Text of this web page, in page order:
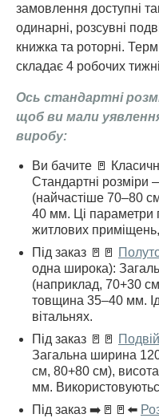
замовлення доступні
одинарні, розсувні
книжка та роторні.
складає 4 робочих
Ось стандартні
щоб ви мали
виробу:
Ви бачите 🚪
Стандартні
(найчастіше 70–80
40 мм. Ці параметри
житлових приміщень,
Під заказ 🚪🚪
одна широка):
(наприклад, 70+30
товщина 35–40 мм.
вітальнях.
Під заказ 🚪🚪
Загальна ширина
см, 80+80 см),
мм.
Під заказ ➡️🚪🚪⬅️